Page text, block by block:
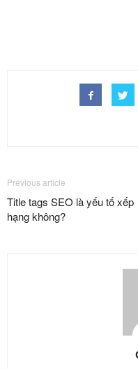
Previous article
Title tags SEO là yếu tố xếp
hạng không?